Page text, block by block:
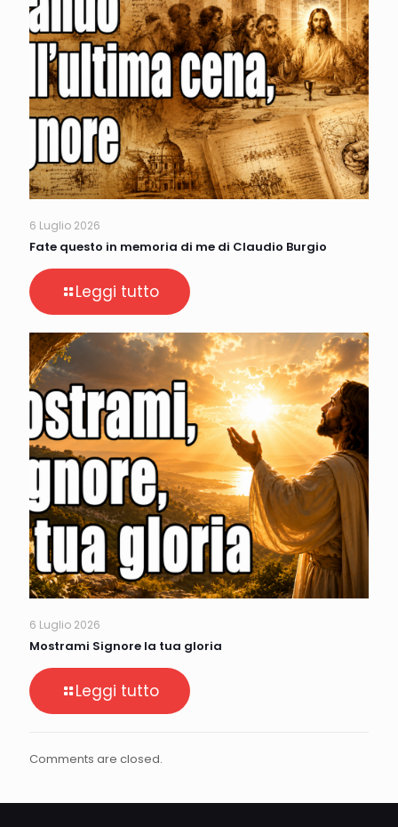
6 Luglio 2026
Fate questo in memoria di me di Claudio Burgio
Leggi tutto
6 Luglio 2026
Mostrami Signore la tua gloria
Leggi tutto
Comments are closed.